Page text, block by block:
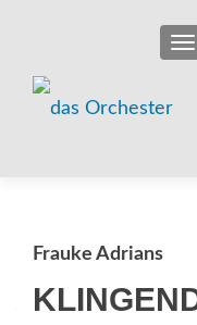
Frauke Adrians